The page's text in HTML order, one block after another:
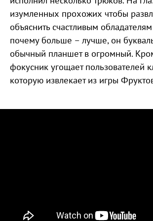
изумленных прохожих чтобы
объяснить счастливым обладателям
почему больше – лучше, он
обычный планшет в огромный.
фокусник угощает пользователей
которую извлекает из игры